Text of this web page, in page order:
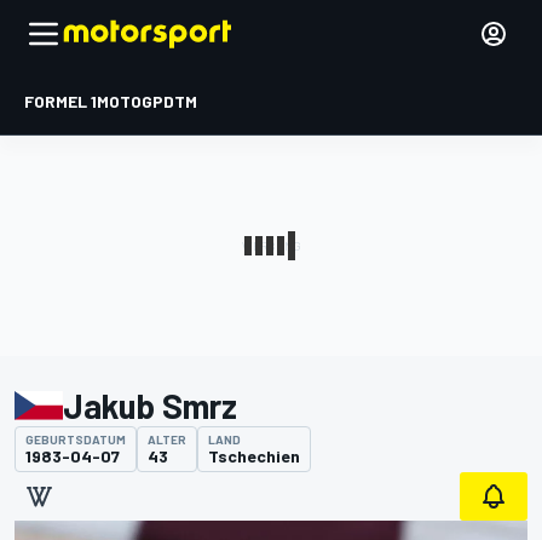
FORMEL 1MOTOGPDTM
Jakub Smrz
GEBURTSDATUM
1983-04-07
ALTER
43
LAND
Tschechien